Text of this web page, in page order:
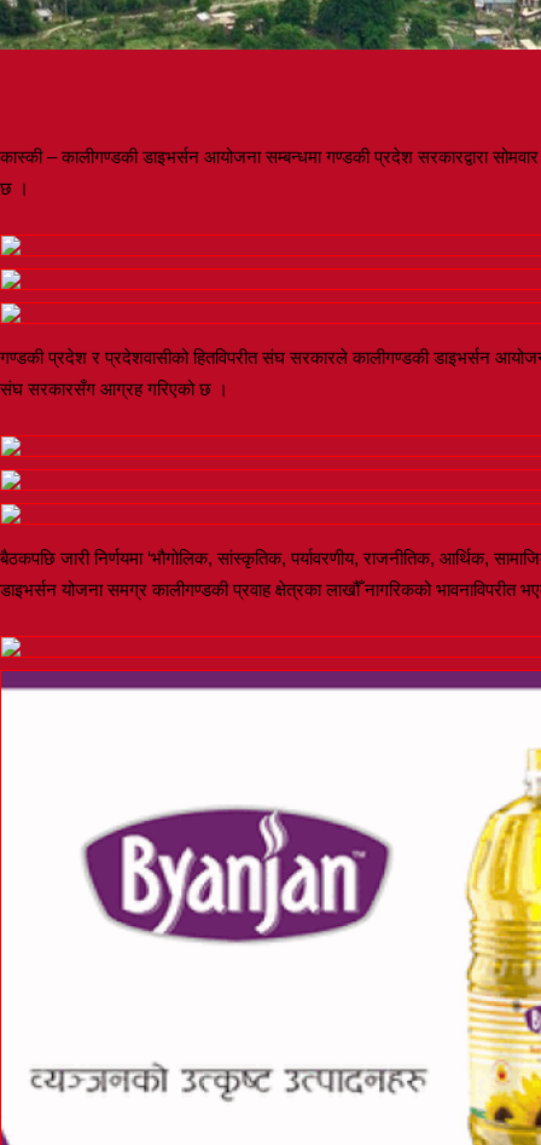
कास्की – कालीगण्डकी डाइभर्सन आयोजना सम्बन्धमा गण्डकी प्रदेश सरकारद्वारा
छ ।
गण्डकी प्रदेश र प्रदेशवासीको हितविपरीत संघ सरकारले कालीगण्डकी डाइभर्सन
संघ सरकारसँग आग्रह गरिएको छ ।
बैठकपछि जारी निर्णयमा ‘भौगोलिक, सांस्कृतिक, पर्यावरणीय, राजनीतिक, आर्थिक,
डाइभर्सन योजना समग्र कालीगण्डकी प्रवाह क्षेत्रका लाखौँ नागरिकको भावनाविपरीत